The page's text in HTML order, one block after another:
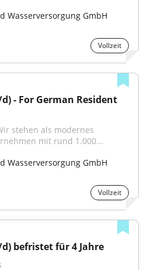
Wasserversorgung GmbH
Vollzeit
- For German Resident
stehen als modernes
mit rund 1.000...
Wasserversorgung GmbH
Vollzeit
befristet für 4 Jahre